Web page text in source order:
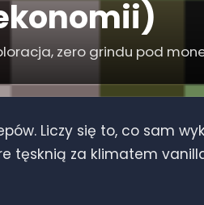
zero grindu pod
Liczy się to, co sam
tęsknią za klimatem